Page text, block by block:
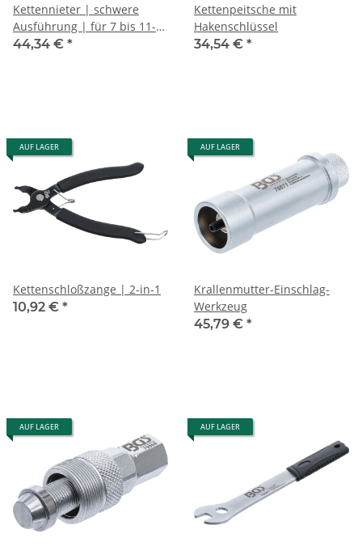
Kettennieter | schwere
Ausführung | für 7 bis 11-
fach Ketten
44,34 € *
Kettenpeitsche mit
Hakenschlüssel
34,54 € *
AUF LAGER
Kettenschloßzange | 2-in-1
10,92 € *
AUF LAGER
Krallenmutter-Einschlag-
Werkzeug
45,79 € *
AUF LAGER AUF LAGER